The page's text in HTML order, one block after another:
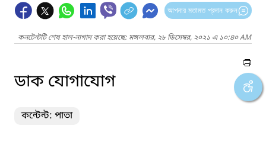
আপনার মতামত প্রদান করুন
কনটেন্টটি শেষ হাল-নাগাদ করা হয়েছে: মঙ্গলবার, ২৮ ডিসেম্বর, ২০২১ এ ১০:৪০ AM
ডাক যোগাযোগ
কন্টেন্ট: পাতা